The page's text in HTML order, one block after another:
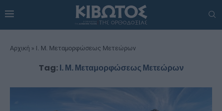
Αρχική » Ι. Μ. Μεταμορφώσεως Μετεώρων
Tag:Ι. Μ. Μεταμορφώσεως Μετεώρων